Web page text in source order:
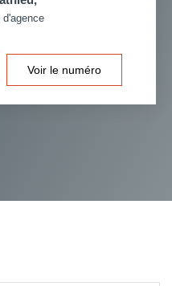
d'agence
Voir le numéro